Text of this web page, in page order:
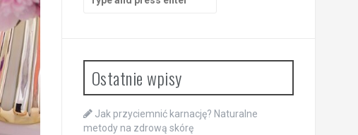
for:
Ostatnie wpisy
Jak przyciemnić karnację? Naturalne
metody na zdrową skórę